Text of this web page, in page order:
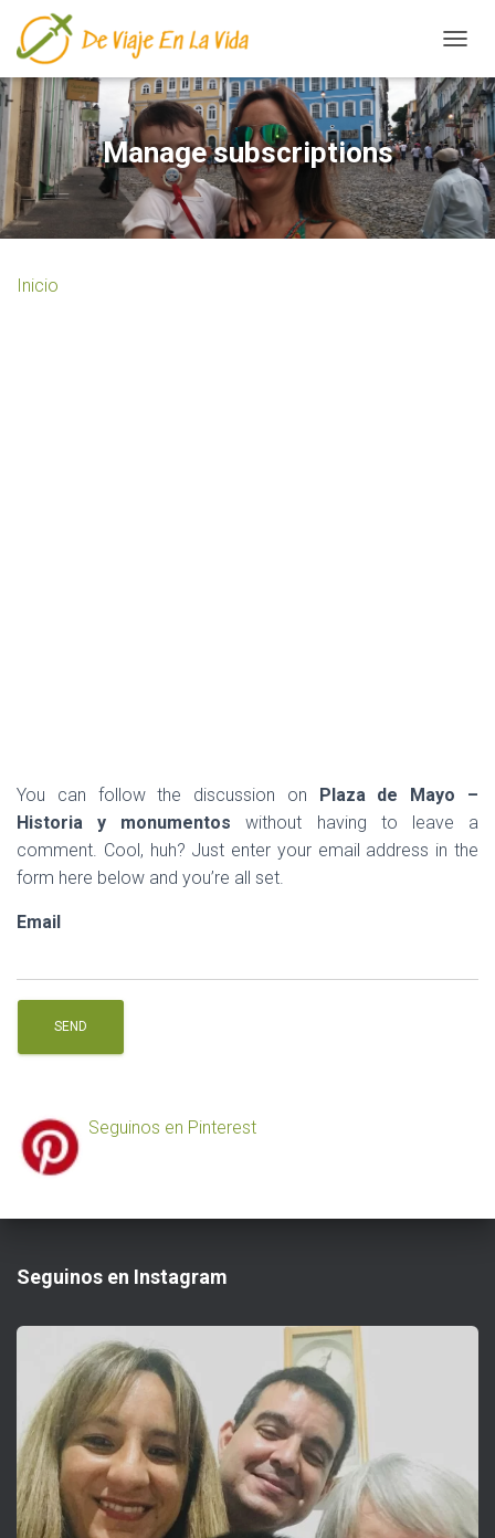
Manage subscriptions
Inicio
You can follow the discussion on Plaza de Mayo –
Historia y monumentos without having to leave a
comment. Cool, huh? Just enter your email address in the
form here below and you’re all set.
Email
Seguinos en Pinterest
Seguinos en Instagram